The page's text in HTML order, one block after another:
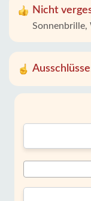
Nicht
Sonnenbrille,
Ausschlüsse